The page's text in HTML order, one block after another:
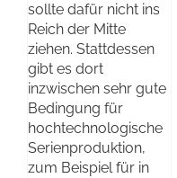
sollte dafür nicht ins
Reich der Mitte
ziehen. Stattdessen
gibt es dort
inzwischen sehr gute
Bedingung für
hochtechnologische
Serienproduktion,
zum Beispiel für in